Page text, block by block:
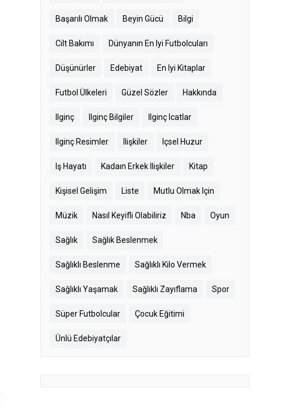
Başarılı Olmak Beyin Gücü Bilgi
Cilt Bakımı Dünyanın En Iyi Futbolcuları
Düşünürler Edebiyat En Iyi Kitaplar
Futbol Ülkeleri Güzel Sözler Hakkında
Ilginç Ilginç Bilgiler Ilginç Icatlar
Ilginç Resimler Ilişkiler Içsel Huzur
Iş Hayatı Kadaın Erkek Ilişkiler Kitap
Kişisel Gelişim Liste Mutlu Olmak Için
Müzik Nasıl Keyifli Olabiliriz Nba Oyun
Sağlık Sağlık Beslenmek
Sağlıklı Beslenme Sağlıklı Kilo Vermek
Sağlıklı Yaşamak Sağlıklı Zayıflama Spor
Süper Futbolcular Çocuk Eğitimi
Ünlü Edebiyatçılar